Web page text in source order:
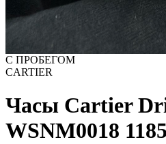
С ПРОБЕГОМ
CARTIER
Часы Cartier
WSNM0018